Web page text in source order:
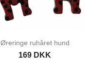
Øreringe ruhåret hund
169 DKK